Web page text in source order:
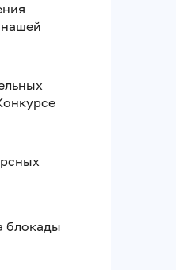
блокады